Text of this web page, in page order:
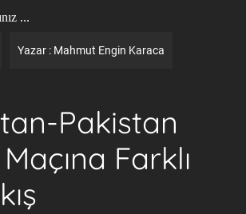
...
Yazar : Mahmut Engin Karaca
Pakistan
Farklı